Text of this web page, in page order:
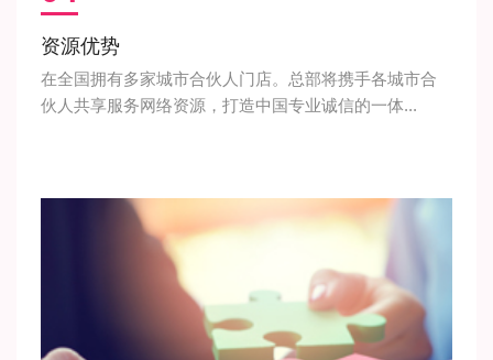
资源优势
在全国拥有多家城市合伙人门店。总部将携手各城市合
伙人共享服务网络资源，打造中国专业诚信的一体...